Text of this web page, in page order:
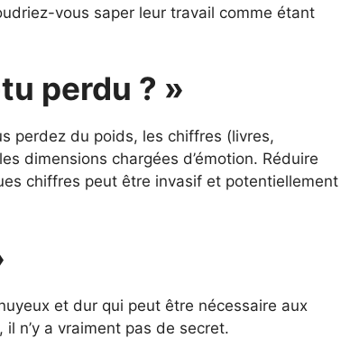
vous saper leur travail comme étant
perdu ? »
perdez du poids, les chiffres (livres,
dimensions chargées d’émotion. Réduire
chiffres peut être invasif et potentiellement
et dur qui peut être nécessaire aux
n’y a vraiment pas de secret.